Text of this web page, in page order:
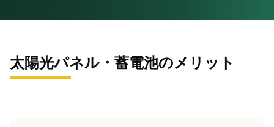
太陽光パネル・蓄電池のメリット